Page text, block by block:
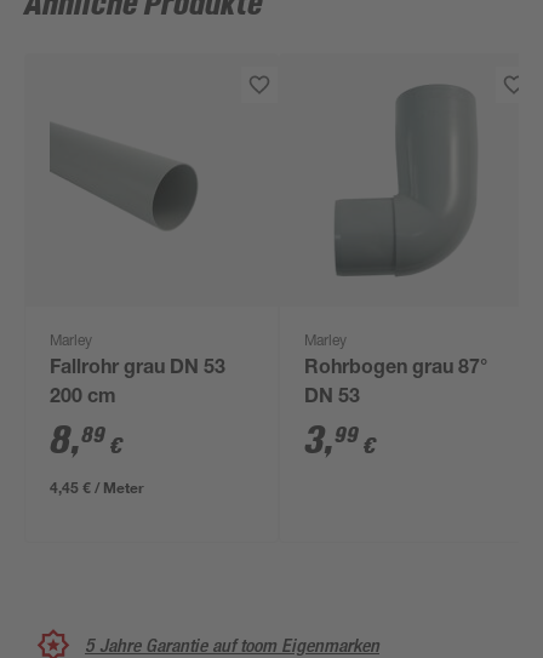
Marley
Fallrohr grau DN 53
200 cm
8,89 €
4,45 € / Meter
Marley
Rohrbogen grau 87°
DN 53
3,99 €
5 Jahre Garantie auf toom Eigenmarken